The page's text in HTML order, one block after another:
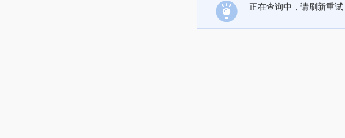
正在查询中，请刷新重试